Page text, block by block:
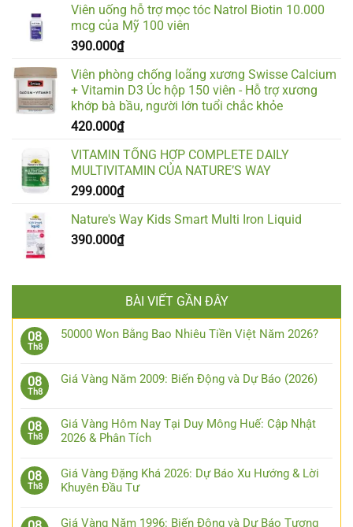
Viên uống hỗ trợ mọc tóc Natrol Biotin 10.000
mcg của Mỹ 100 viên
390.000₫
Viên phòng chống loãng xương Swisse Calcium
+ Vitamin D3 Úc hộp 150 viên - Hỗ trợ xương
khớp bà bầu, người lớn tuổi chắc khỏe
420.000₫
VITAMIN TỔNG HỢP COMPLETE DAILY
MULTIVITAMIN CỦA NATURE’S WAY
299.000₫
Nature's Way Kids Smart Multi Iron Liquid
390.000₫
BÀI VIẾT GẦN ĐÂY
08
Th8
50000 Won Bằng Bao Nhiêu Tiền Việt Năm 2026?
08
Th8
Giá Vàng Năm 2009: Biến Động và Dự Báo (2026)
08
Th8
Giá Vàng Hôm Nay Tại Duy Mông Huế: Cập Nhật
2026 & Phân Tích
08
Th8
Giá Vàng Đặng Khá 2026: Dự Báo Xu Hướng & Lời
Khuyên Đầu Tư
Giá Vàng Năm 1996: Biến Động và Dự Báo Tương